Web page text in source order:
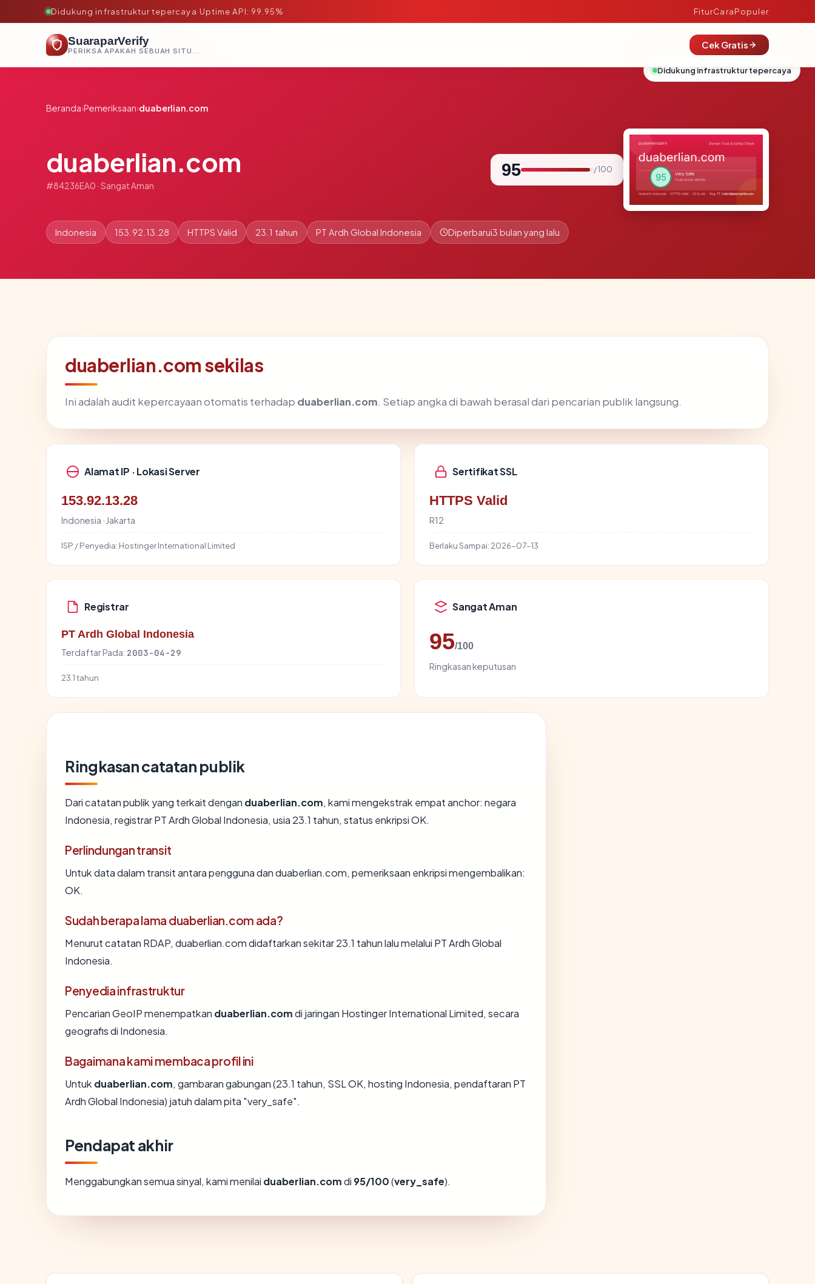
Didukung infrastruktur tepercaya·Uptime API: 99.95% FiturCaraPopuler
SuaraparVerify
PERIKSA APAKAH SEBUAH SITUS AMAN, TEPERCAYA, DAN TERVERIFIKASI DALAM HITUNGAN DETIK.
Cek Gratis
Beranda›Pemeriksaan›duaberlian.com
duaberlian.com
#84236EA0 · Sangat Aman
95 / 100
Indonesia 153.92.13.28 HTTPS Valid 23.1 tahun PT Ardh Global Indonesia Diperbarui3 bulan yang lalu
duaberlian.com sekilas
Ini adalah audit kepercayaan otomatis terhadap duaberlian.com. Setiap angka di bawah berasal dari pencarian publik langsung.
Alamat IP · Lokasi Server
153.92.13.28
Indonesia · Jakarta
ISP / Penyedia: Hostinger International Limited
Sertifikat SSL
HTTPS Valid
R12
Berlaku Sampai: 2026-07-13
Registrar
PT Ardh Global Indonesia
Terdaftar Pada: 2003-04-29
23.1 tahun
Sangat Aman
95/100
Ringkasan keputusan
Ringkasan catatan publik
Dari catatan publik yang terkait dengan duaberlian.com, kami mengekstrak empat anchor: negara
Indonesia, registrar PT Ardh Global Indonesia, usia 23.1 tahun, status enkripsi OK.
Perlindungan transit
Untuk data dalam transit antara pengguna dan duaberlian.com, pemeriksaan enkripsi mengembalikan:
OK.
Sudah berapa lama duaberlian.com ada?
Menurut catatan RDAP, duaberlian.com didaftarkan sekitar 23.1 tahun lalu melalui PT Ardh Global
Indonesia.
Penyedia infrastruktur
Pencarian GeoIP menempatkan duaberlian.comdi jaringan Hostinger International Limited, secara
geografis di Indonesia.
Bagaimana kami membaca profil ini
Untuk duaberlian.com, gambaran gabungan (23.1 tahun, SSL OK, hosting Indonesia, pendaftaran PT
Ardh Global Indonesia) jatuh dalam pita "very_safe".
Pendapat akhir
Menggabungkan semua sinyal, kami menilai duaberlian.comdi 95/100(very_safe).
Didukung infrastruktur tepercaya